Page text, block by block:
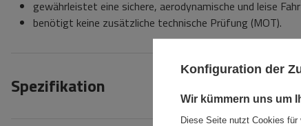
gewährleistet eine sichere, aerodynamische und leise
benötigt keine zusätzliche technische Prüfung (MOT).
Spezifikation
Konfiguration der
Wir kümmern uns um
Diese Seite nutzt Cookies